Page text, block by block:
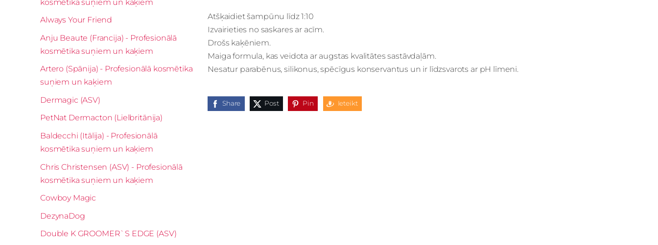
kosmētika suņiem un kaķiem
Always Your Friend
Anju Beaute (Francija) - Profesionālā
kosmētika suņiem un kaķiem
Artero (Spānija) - Profesionālā kosmētika
suņiem un kaķiem
Dermagic (ASV)
PetNat Dermacton (Lielbritānija)
Baldecchi (Itālija) - Profesionālā
kosmētika suņiem un kaķiem
Chris Christensen (ASV) - Profesionālā
kosmētika suņiem un kaķiem
Cowboy Magic
DezynaDog
Double K GROOMER`S EDGE (ASV)
Atšķaidiet šampūnu līdz 1:10
Izvairieties no saskares ar acīm.
Drošs kaķēniem.
Maiga formula, kas veidota ar augstas kvalitātes sastāvdaļām.
Nesatur parabēnus, silikonus, spēcīgus konservantus un ir līdzsvarots ar pH līmeni.
Share Post Pin Ieteikt